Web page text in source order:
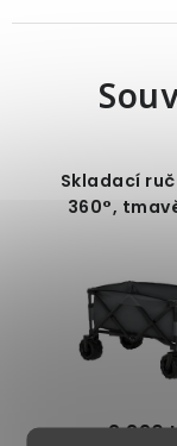
Skladací
360°,
2 290